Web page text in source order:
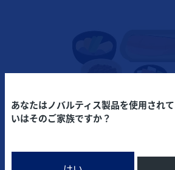
あなたはノバルティス製品を使用され
いはそのご家族ですか？